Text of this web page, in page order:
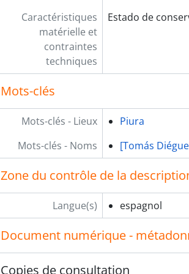
Caractéristiques
matérielle et
contraintes
techniques
Estado de
Mots-clés
Mots-clés - Lieux
Piura
Mots-clés - Noms
[Tomás
Zone du contrôle de la
Langue(s) espagnol
Document numérique -
Copies de consultation